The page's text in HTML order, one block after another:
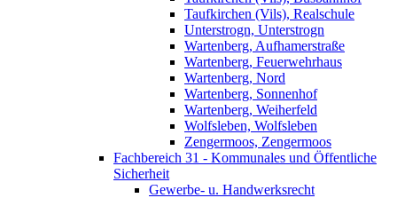
Taufkirchen (Vils), Realschule
Unterstrogn, Unterstrogn
Wartenberg, Aufhamerstraße
Wartenberg, Feuerwehrhaus
Wartenberg, Nord
Wartenberg, Sonnenhof
Wartenberg, Weiherfeld
Wolfsleben, Wolfsleben
Zengermoos, Zengermoos
Fachbereich 31 - Kommunales und Öffentliche
Sicherheit
Gewerbe- u. Handwerksrecht